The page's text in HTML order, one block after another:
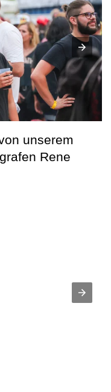
unserem
Rene